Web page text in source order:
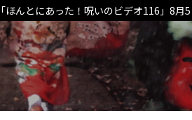
「ほんとにあった！呪いのビデオ116」8月